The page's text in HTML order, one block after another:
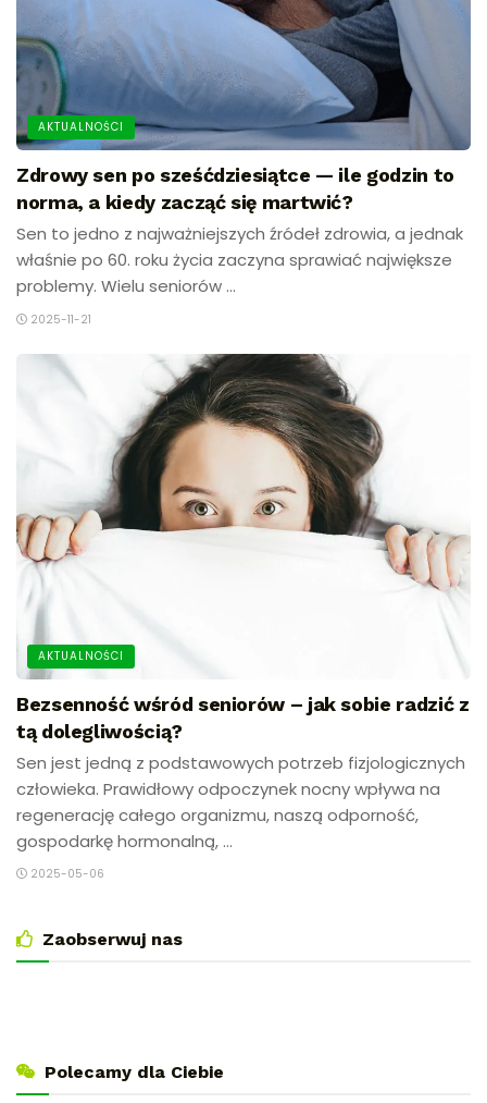
AKTUALNOŚCI
Zdrowy sen po sześćdziesiątce — ile godzin to
norma, a kiedy zacząć się martwić?
Sen to jedno z najważniejszych źródeł zdrowia, a jednak
właśnie po 60. roku życia zaczyna sprawiać największe
problemy. Wielu seniorów ...
2025-11-21
AKTUALNOŚCI
Bezsenność wśród seniorów – jak sobie radzić z
tą dolegliwością?
Sen jest jedną z podstawowych potrzeb fizjologicznych
człowieka. Prawidłowy odpoczynek nocny wpływa na
regenerację całego organizmu, naszą odporność,
gospodarkę hormonalną, ...
2025-05-06
Zaobserwuj nas
Polecamy dla Ciebie